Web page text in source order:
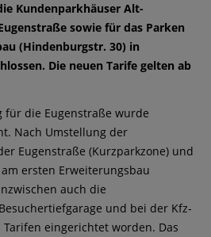
Kundenparkhäuser Alt-
sowie für das Parken
(Hindenburgstr. 30) in
Die neuen Tarife gelten ab
für die Eugenstraße wurde
Nach Umstellung der
Eugenstraße (Kurzparkzone) und
ersten Erweiterungsbau
auch die
und bei der Kfz-
eingerichtet worden. Das